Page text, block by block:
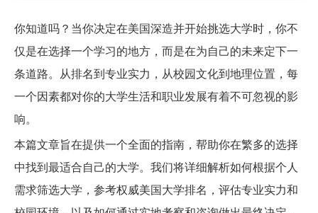
你知道吗？当你决定在美国深造并开始挑选大学时，你不
仅是在选择一个学习的地方，而是在为自己的未来定下一
条道路。从排名到专业实力，从校园文化到地理位置，每
一个因素都对你的大学生活和职业发展有着不可忽视的影
响。
本篇文章旨在提供一个全面的指南，帮助你在繁多的选择
中找到最适合自己的大学。我们将详细解析如何根据个人
需求筛选大学，参考权威美国大学排名，评估专业实力和